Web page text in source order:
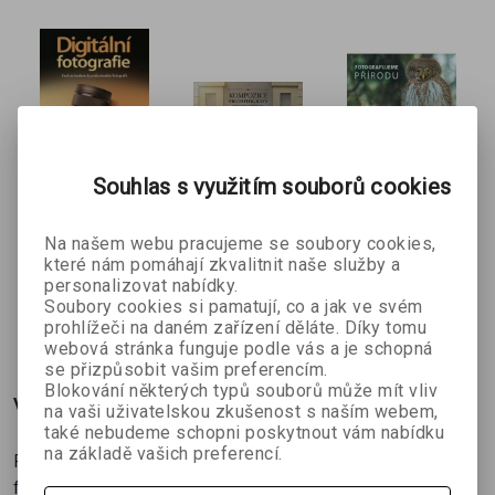
fotografie -
Krok za
krokem k
profesionál
ní fotografii
Scott Kelby
395 Kč 439 Kč
pro
fotografy
Scott Kelby
439 Kč 549 Kč
me
PŘÍRODU
Jan Štěpnička
395 Kč 439 Kč
Více o knize
Profi rady pro majitele Canonů. Osvojte si nezbytné
fotografické techniky.60 minut videotutoriálů ke
Souhlas s využitím souborů cookies
Na našem webu pracujeme se soubory cookies,
které nám pomáhají zkvalitnit naše služby a
personalizovat nabídky.
Soubory cookies si pamatují, co a jak ve svém
prohlížeči na daném zařízení děláte. Díky tomu
webová stránka funguje podle vás a je schopná
se přizpůsobit vašim preferencím.
Blokování některých typů souborů může mít vliv
na vaši uživatelskou zkušenost s naším webem,
také nebudeme schopni poskytnout vám nabídku
na základě vašich preferencí.